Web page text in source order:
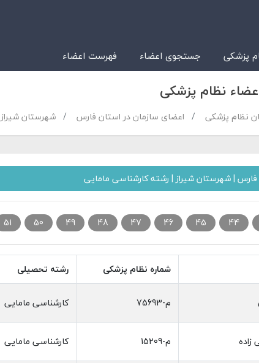
پزشکی جستجوی اعضاء فهرست اعضاء
نظام پزشکی
نظام پزشکی اعضای سازمان در استان فارس شهرستان شیراز
| شهرستان شیراز | رشته کارشناسی مامایی
44
45
46
47
48
49
50
51
شماره نظام پزشکی رشته تحصیلی
م-75693 کارشناسی مامایی
زاده م-15209 کارشناسی مامایی